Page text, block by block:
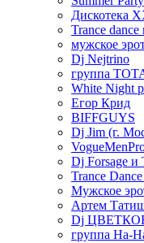
Дискотека
Trance
мужское
Dj Nejtrino
группа
White Night
Егор Крид
BIFFGUYS
Dj Jim (г.
Dj Forsage и
Trance
Мужское
Артем
Dj
группа На-